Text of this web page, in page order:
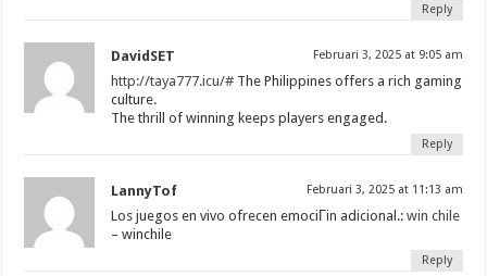
Reply
DavidSET Februari 3, 2025 at 9:05 am
http://taya777.icu/# The Philippines offers a rich gaming
culture.
The thrill of winning keeps players engaged.
Reply
LannyTof Februari 3, 2025 at 11:13 am
Los juegos en vivo ofrecen emociГіn adicional.:win chile
– winchile
Reply